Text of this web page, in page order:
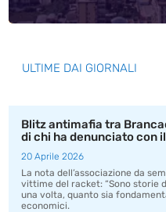
ULTIME DAI GIORNALI
Blitz antimafia tra
di chi ha denunciato con
20 Aprile 2026
La nota dell’associazione da
vittime del racket: “Sono storie
una volta, quanto sia
economici.